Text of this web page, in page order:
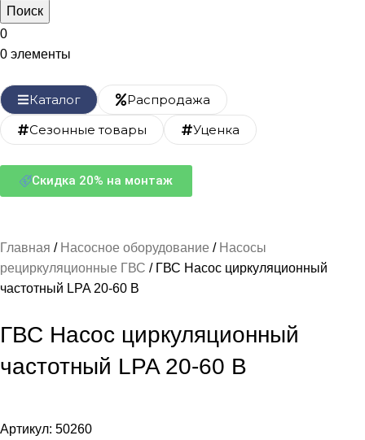
Поиск
0
0 элементы
Каталог
Распродажа
Сезонные товары
Уценка
Скидка 20% на монтаж
Главная Насосное оборудование
Насосы
рециркуляционные ГВС
ГВС Насос циркуляционный
частотный LPA 20-60 В
ГВС Насос циркуляционный
частотный LPA 20-60 В
Артикул: 50260